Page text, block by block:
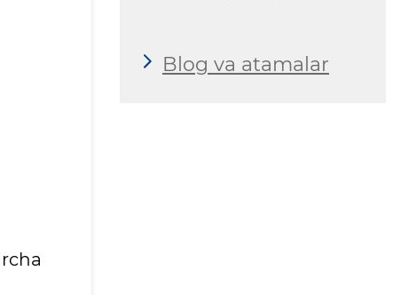
Blog va atamalar